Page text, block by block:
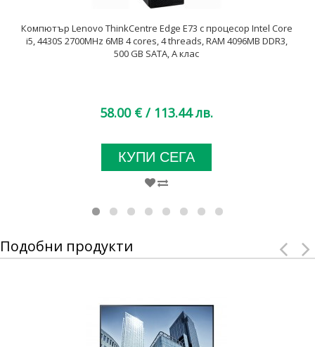
Компютър Lenovo ThinkCentre Edge E73 с процесор Intel Core
i5, 4430S 2700MHz 6MB 4 cores, 4 threads, RAM 4096MB DDR3,
500 GB SATA, А клас
58.00 € / 113.44 лв.
КУПИ СЕГА
Подобни продукти